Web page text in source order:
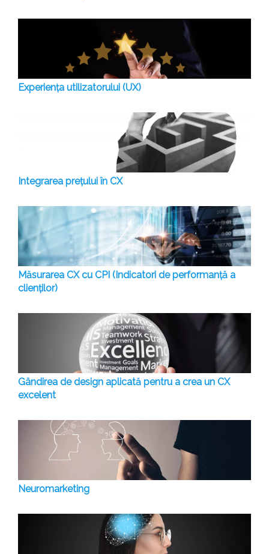
Experiența utilizatorului (UX)
Integrarea prețului în CX
Măsurarea CX cu CPI (Indicatori de performanță a
clienților)
Gândirea de design aplicată pentru a crea un CX
excelent
Neuromarketing